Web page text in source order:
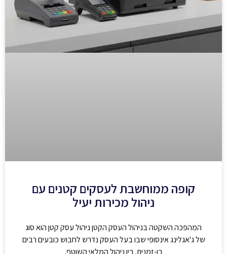
קופה ממוחשבת לעסקים קטנים עם
ניהול מכירות יעיל
המהפכה השקטה בניהול העסק הקטן ניהול עסק קטן הוא סוג
של ג'אגלינג אינסופי שבו בעל העסק נדרש לחבוש כובעים רבים
בו-זמנית. בין ניהול המלאי השוטף,